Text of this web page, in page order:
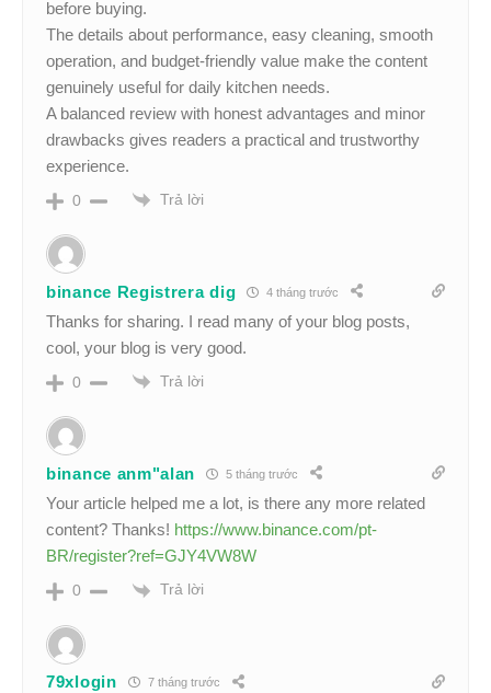
before buying.
The details about performance, easy cleaning, smooth
operation, and budget-friendly value make the content
genuinely useful for daily kitchen needs.
A balanced review with honest advantages and minor
drawbacks gives readers a practical and trustworthy
experience.
0 Trả lời
binance Registrera dig 4 tháng trước
Thanks for sharing. I read many of your blog posts,
cool, your blog is very good.
0 Trả lời
binance anm"alan 5 tháng trước
Your article helped me a lot, is there any more related
content? Thanks! https://www.binance.com/pt-
BR/register?ref=GJY4VW8W
0 Trả lời
79xlogin 7 tháng trước